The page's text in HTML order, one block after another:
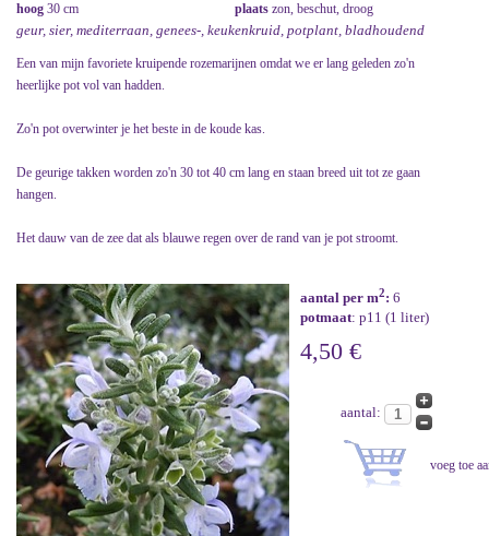
hoog 30 cm plaats zon, beschut, droog
geur, sier, mediterraan, genees-, keukenkruid, potplant, bladhoudend
Een van mijn favoriete kruipende rozemarijnen omdat we er lang geleden zo'n
heerlijke pot vol van hadden.
Zo'n pot overwinter je het beste in de koude kas.
De geurige takken worden zo'n 30 tot 40 cm lang en staan breed uit tot ze gaan
hangen.
Het dauw van de zee dat als blauwe regen over de rand van je pot stroomt.
aantal per m2: 6
potmaat: p11 (1 liter)
4,50 €
aantal: